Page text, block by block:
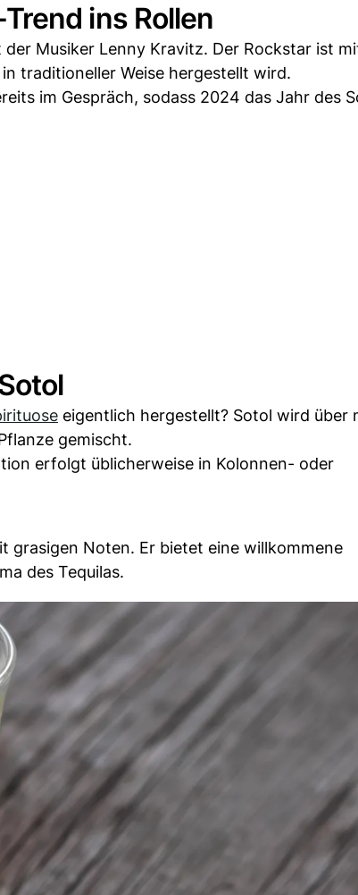
ins Rollen
Musiker Lenny Kravitz. Der Rockstar ist
traditioneller Weise hergestellt wird.
im Gespräch, sodass 2024 das Jahr des
eigentlich hergestellt? Sotol wird über
gemischt.
erfolgt üblicherweise in Kolonnen- oder
grasigen Noten. Er bietet eine willkommene
des Tequilas.